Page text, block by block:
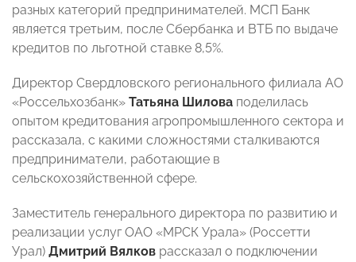
разных категорий предпринимателей. МСП Банк
является третьим, после Сбербанка и ВТБ по выдаче
кредитов по льготной ставке 8,5%.
Директор Свердловского регионального филиала АО
«Россельхозбанк» Татьяна Шилова поделилась
опытом кредитования агропромышленного сектора и
рассказала, с какими сложностями сталкиваются
предприниматели, работающие в
сельскохозяйственной сфере.
Заместитель генерального директора по развитию и
реализации услуг ОАО «МРСК Урала» (Россетти
Урал) Дмитрий Вялков рассказал о подключении